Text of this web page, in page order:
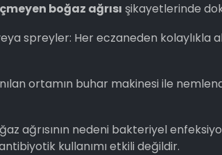
boğaz ağrısı şikayetlerinde
spreyler: Her eczaneden kolaylıkla
ortamın buhar makinesi ile
ağrısının nedeni bakteriyel
kullanımı etkili değildir.